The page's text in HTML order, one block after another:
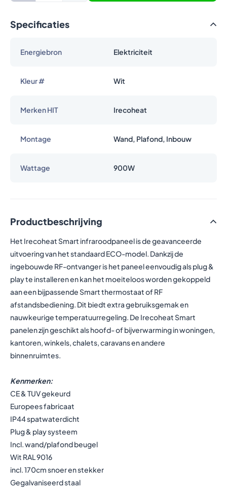
Specificaties
Energiebron Elektriciteit
Kleur # Wit
Merken HIT Irecoheat
Montage Wand, Plafond, Inbouw
Wattage 900W
Productbeschrijving
Het Irecoheat Smart infraroodpaneel is de geavanceerde
uitvoering van het standaard ECO-model. Dankzij de
ingebouwde RF-ontvanger is het paneel eenvoudig als plug &
play te installeren en kan het moeiteloos worden gekoppeld
aan een bijpassende Smart thermostaat of RF
afstandsbediening. Dit biedt extra gebruiksgemak en
nauwkeurige temperatuurregeling. De Irecoheat Smart
panelen zijn geschikt als hoofd- of bijverwarming in woningen,
kantoren, winkels, chalets, caravans en andere
binnenruimtes.
Kenmerken:
CE & TUV gekeurd
Europees fabricaat
IP44 spatwaterdicht
Plug & play systeem
Incl. wand/plafond beugel
Wit RAL 9016
incl. 170cm snoer en stekker
Gegalvaniseerd staal